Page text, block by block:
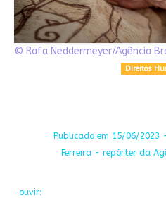
© Rafa Neddermeyer/Agência
Direitos
Publicado em 15/06/2023
Ferreira - repórter da
ouvir: